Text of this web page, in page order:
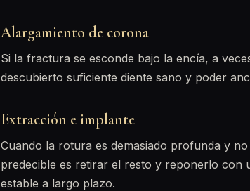
Alargamiento de corona
Si la fractura se esconde bajo la encía, a
descubierto suficiente diente sano y poder
Extracción e implante
Cuando la rotura es demasiado profunda y
predecible es retirar el resto y reponerlo con
estable a largo plazo.